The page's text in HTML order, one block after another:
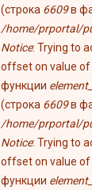
(строка 6609в
/home/prportal/
Notice: Trying to
offset on value of
функции
(строка 6609в
/home/prportal/
Notice: Trying to
offset on value of
функции